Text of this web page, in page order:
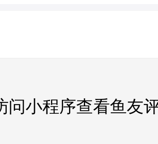
问小程序查看鱼友